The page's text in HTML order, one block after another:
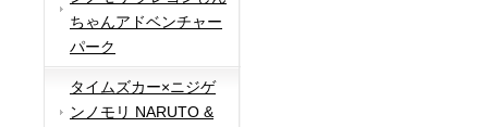
ちゃんアドベンチャー
パーク
タイムズカー×ニジゲ
ンノモリ NARUTO &